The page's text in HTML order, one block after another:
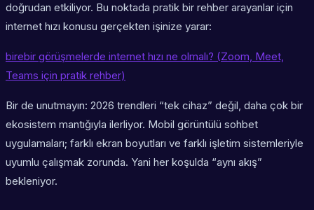
doğrudan etkiliyor. Bu noktada pratik bir rehber arayanlar için
internet hızı konusu gerçekten işinize yarar:
birebir görüşmelerde internet hızı ne olmalı? (Zoom, Meet,
Teams için pratik rehber)
Bir de unutmayın: 2026 trendleri “tek cihaz” değil, daha çok bir
ekosistem mantığıyla ilerliyor. Mobil görüntülü sohbet
uygulamaları; farklı ekran boyutları ve farklı işletim sistemleriyle
uyumlu çalışmak zorunda. Yani her koşulda “aynı akış”
bekleniyor.